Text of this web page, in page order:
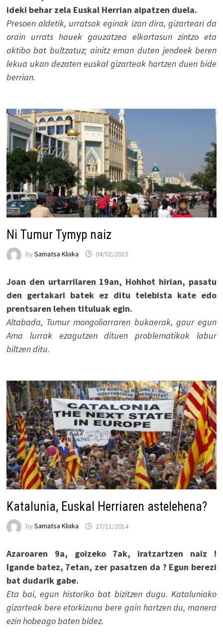
ideki behar zela Euskal Herrian aipatzen duela.
Presoen aldetik, urratsak eginak izan dira, gizarteari da
orain urrats hauek gauzatzea elkartasun zintzo eta
aktibo bat bultzatuz; ainitz eman duten jendeek beren
lekua ukan dezaten euskal gizarteak hartzen duen bide
berrian.
Ni Tumur Tymyp naiz
by Samatsa Klixka 04/02/2015
Joan den urtarrilaren 19an, Hohhot hirian, pasatu
den gertakari batek ez ditu telebista kate edo
prentsaren lehen tituluak egin.
Altabada, Tumur mongoliarraren bukaerak, gaur egun
Ama lurrak ezagutzen dituen problematikak labur
biltzen ditu.
Katalunia, Euskal Herriaren astelehena?
by Samatsa Klixka 27/11/2014
Azaroaren 9a, goizeko 7ak, iratzartzen naiz !
Igande batez, 7etan, zer pasatzen da ? Egun berezi
bat dudarik gabe.
Eta bai, egun historiko bat bizitzen dugu. Kataluniako
gizarteak bere etorkizuna bere gain hartzen du, manera
ezin hobeago baten bidez.